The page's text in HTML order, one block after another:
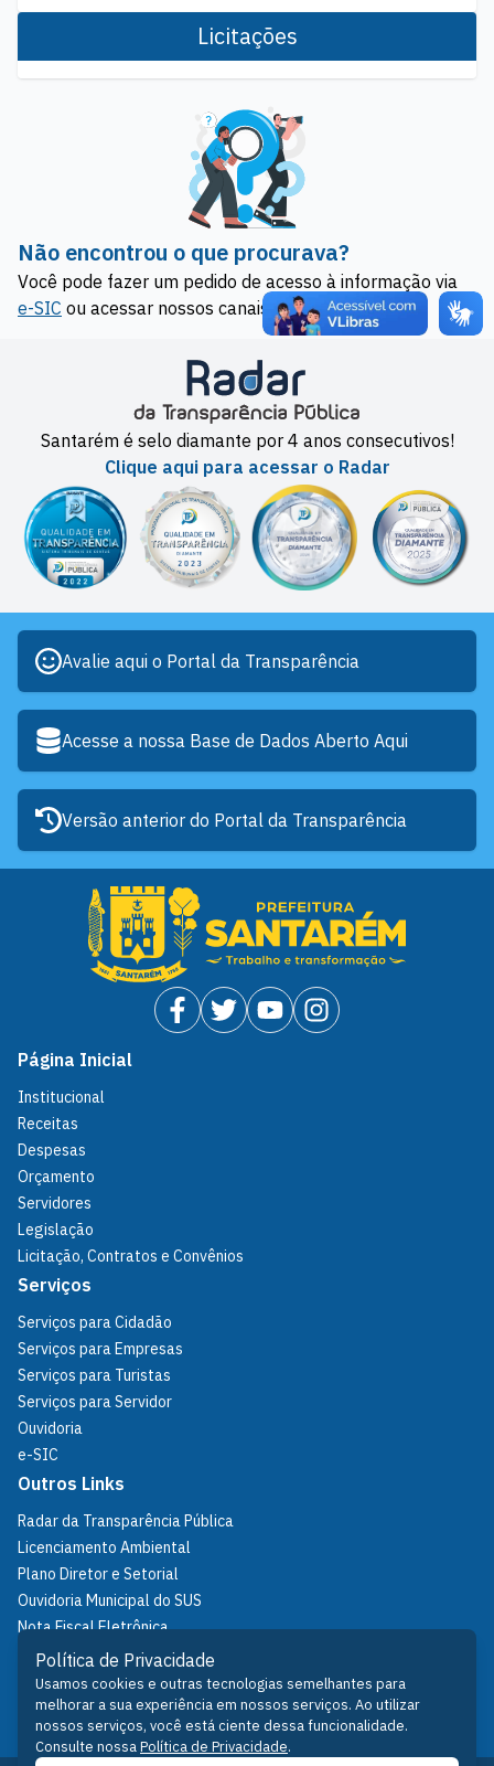
Licitações
Não encontrou o que procurava?
Você pode fazer um pedido de acesso à informação via
e-SIC ou acessar nossos canais deOuvidoria
Santarém é selo diamante por 4 anos consecutivos!
Clique aqui para acessar o Radar
Avalie aqui o Portal da Transparência
Acesse a nossa Base de Dados Aberto Aqui
Versão anterior do Portal da Transparência
Página Inicial
Institucional
Receitas
Despesas
Orçamento
Servidores
Legislação
Licitação, Contratos e Convênios
Serviços
Serviços para Cidadão
Serviços para Empresas
Serviços para Turistas
Serviços para Servidor
Ouvidoria
e-SIC
Outros Links
Radar da Transparência Pública
Licenciamento Ambiental
Plano Diretor e Setorial
Ouvidoria Municipal do SUS
Nota Fiscal Eletrônica
IPTU
Política de Privacidade
Fale Conosco
Política de Privacidade
Usamos cookies e outras tecnologias semelhantes para
melhorar a sua experiência em nossos serviços. Ao utilizar
nossos serviços, você está ciente dessa funcionalidade.
Consulte nossaPolítica de Privacidade.